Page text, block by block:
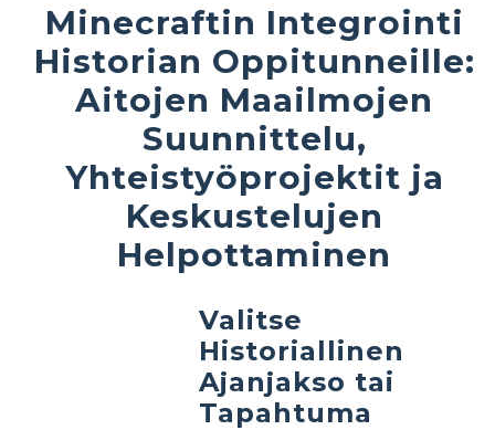
Minecraftin Integrointi
Historian Oppitunneille:
Aitojen Maailmojen
Suunnittelu,
Yhteistyöprojektit ja
Keskustelujen
Helpottaminen
Valitse
Historiallinen
Ajanjakso tai
Tapahtuma